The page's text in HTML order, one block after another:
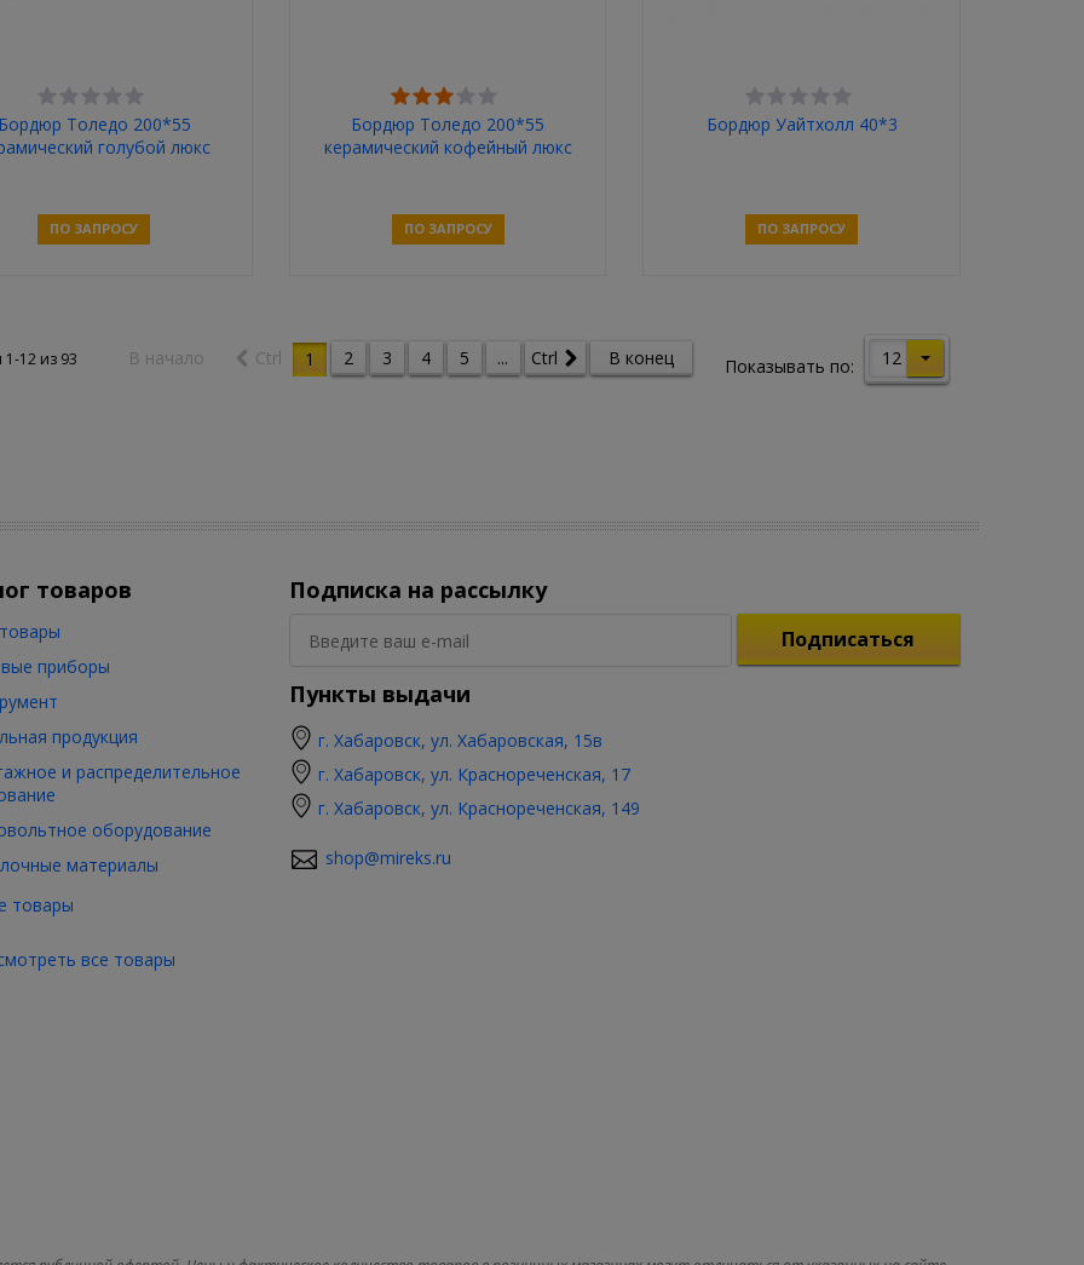
Толедо 200*55
голубой люкс
ПО ЗАПРОСУ
Бордюр Толедо 200*55
керамический кофейный люкс
ПО ЗАПРОСУ
Бордюр Уайтхолл 40*3
ПО ЗАПРОСУ
Показывать по: 12
12 из 93 В начало Ctrl 1 2 3 4 5 ... Ctrl В конец
товаров
товары
приборы
продукция
и распределительное
оборудование
материалы
все товары
Подписка на рассылку
Подписаться
Пункты выдачи
г. Хабаровск, ул. Хабаровская, 15в
г. Хабаровск, ул. Краснореченская, 17
г. Хабаровск, ул. Краснореченская, 149
shop@mireks.ru